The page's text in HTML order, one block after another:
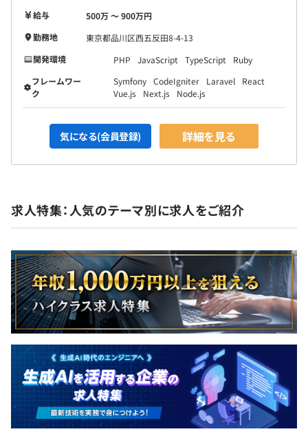
給与
500万 〜 900万円
勤務地
東京都品川区西五反田8-4-13
開発環境
PHP JavaScript TypeScript
Ruby
フレームワー
ク
Symfony CodeIgniter Laravel
React
Vue.js
Next.js Node.js
気になる(会員登録) 詳細を見る
求人特集：人気のテーマ別に求人をご紹介